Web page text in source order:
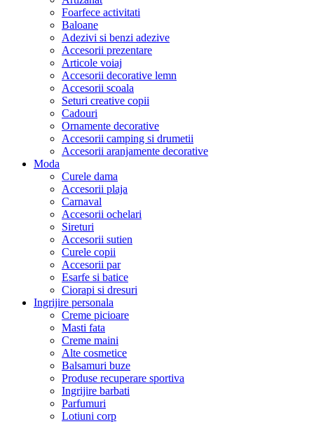
Foarfece activitati
Baloane
Adezivi si benzi adezive
Accesorii prezentare
Articole voiaj
Accesorii decorative lemn
Accesorii scoala
Seturi creative copii
Cadouri
Ornamente decorative
Accesorii camping si drumetii
Accesorii aranjamente decorative
Moda
Curele dama
Accesorii plaja
Carnaval
Accesorii ochelari
Sireturi
Accesorii sutien
Curele copii
Accesorii par
Esarfe si batice
Ciorapi si dresuri
Ingrijire personala
Creme picioare
Masti fata
Creme maini
Alte cosmetice
Balsamuri buze
Produse recuperare sportiva
Ingrijire barbati
Parfumuri
Lotiuni corp